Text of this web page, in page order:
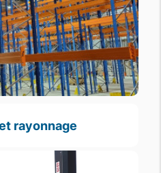
rayonnage